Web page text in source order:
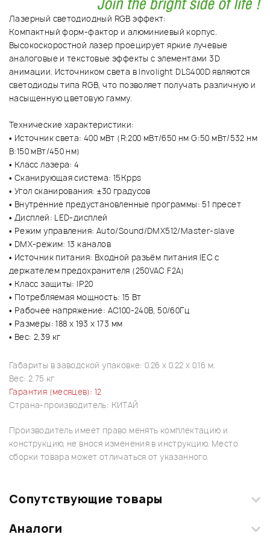
Лазерный светодиодный RGB эффект:
Компактный форм-фактор и алюминиевый корпус.
Высокоскоростной лазер проецирует яркие лучевые
аналоговые и текстовые эффекты с элементами 3D
анимации. Источником света в Involight DLS400D являются
светодиоды типа RGB, что позволяет получать различную и
насыщенную цветовую гамму.
Технические характеристики:
• Источник света: 400 мВт (R:200 мВт/650 нм G:50 мВт/532 нм
B:150 мВт/450 нм)
• Класс лазера: 4
• Cканирующая система: 15Kpps
• Угол сканирования: ±30 градусов
• Внутренние предустановленные программы: 51 пресет
• Дисплей: LED-дисплей
• Режим управления: Auto/Sound/DMX512/Master-slave
• DMX-режим: 13 каналов
• Источник питания: Входной разъём питания IEC с
держателем предохранителя (250VAC F2A)
• Класс защиты: IP20
• Потребляемая мощность: 15 Вт
• Рабочее напряжение: AC100-240В, 50/60Гц
• Размеры: 188 х 193 х 173 мм
• Вес: 2,39 кг
Габариты в заводской упаковке: 0.26 x 0.22 x 0.16 м.
Вес: 2.75 кг
Гарантия (месяцев): 12
Страна-производитель: КИТАЙ
Производитель имеет право менять комплектацию и
конструкцию, не внося изменения в инструкцию. Место
сборки товара может отличаться от указанного.
Сопутствующие товары
Аналоги